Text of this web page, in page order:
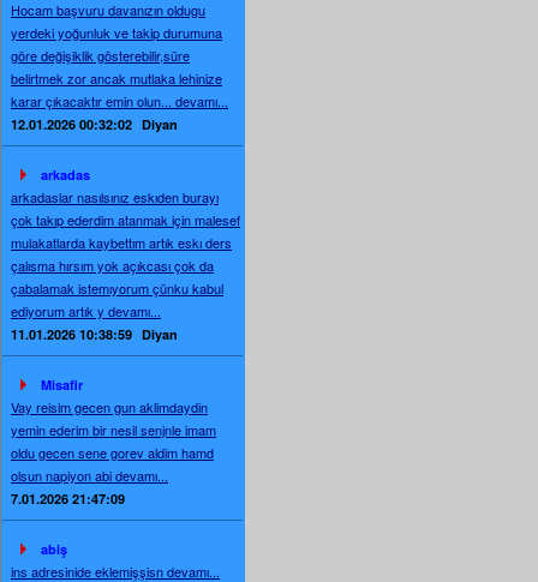
Hocam başvuru davanızın oldugu
yerdeki yoğunluk ve takip durumuna
göre değişiklik gösterebilir,süre
belirtmek zor ancak mutlaka lehinize
karar çıkacaktır emin olun... devamı...
12.01.2026 00:32:02 Diyan
arkadas
arkadaslar nasılsınız eskıden burayı
çok takıp ederdim atanmak için malesef
mulakatlarda kaybettım artık eskı ders
çalısma hırsım yok açıkcası çok da
çabalamak istemıyorum çünku kabul
ediyorum artık y devamı...
11.01.2026 10:38:59 Diyan
Misafir
Vay reisim gecen gun aklimdaydin
yemin ederim bir nesil senjnle imam
oldu gecen sene gorev aldim hamd
olsun napiyon abi devamı...
7.01.2026 21:47:09
abiş
ins adresinide eklemişşisn devamı...